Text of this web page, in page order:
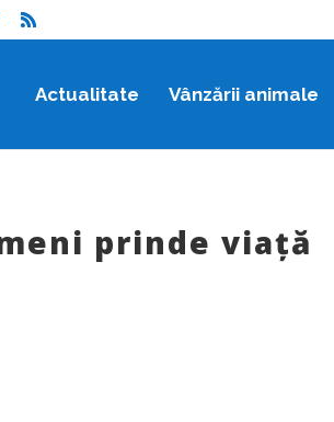
Actualitate Vânzării animale
prinde viață